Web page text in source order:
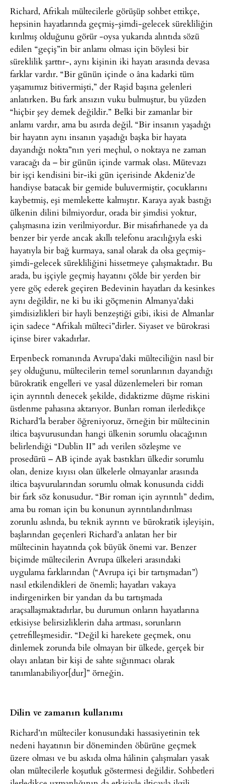
Richard, Afrikalı mültecilerle görüşüp sohbet ettikçe,
hepsinin hayatlarında geçmiş-şimdi-gelecek sürekliliğin
kırılmış olduğunu görür -oysa yukarıda alıntıda sözü
edilen “geçiş”in bir anlamı olması için böylesi bir
süreklilik şarttır-, aynı kişinin iki hayatı arasında devasa
farklar vardır. “Bir günün içinde o âna kadarki tüm
yaşamımız bitivermişti,” der Raşid başına gelenleri
anlatırken. Bu fark ansızın vuku bulmuştur, bu yüzden
“hiçbir şey demek değildir.” Belki bir zamanlar bir
anlamı vardır, ama bu asırda değil. “Bir insanın yaşadığı
bir hayatın aynı insanın yaşadığı başka bir hayata
dayandığı nokta”nın yeri meçhul, o noktaya ne zaman
varacağı da – bir günün içinde varmak olası. Mütevazı
bir işçi kendisini bir-iki gün içerisinde Akdeniz’de
handiyse batacak bir gemide buluvermiştir, çocuklarını
kaybetmiş, eşi memlekette kalmıştır. Karaya ayak bastığı
ülkenin dilini bilmiyordur, orada bir şimdisi yoktur,
çalışmasına izin verilmiyordur. Bir misafirhanede ya da
benzer bir yerde ancak akıllı telefonu aracılığıyla eski
hayatıyla bir bağ kurmaya, sanal olarak da olsa geçmiş-
şimdi-gelecek sürekliliğini hissetmeye çalışmaktadır. Bu
arada, bu işçiyle geçmiş hayatını çölde bir yerden bir
yere göç ederek geçiren Bedevinin hayatları da kesinkes
aynı değildir, ne ki bu iki göçmenin Almanya’daki
şimdisizlikleri bir hayli benzeştiği gibi, ikisi de Almanlar
için sadece “Afrikalı mülteci”dirler. Siyaset ve bürokrasi
içinse birer vakadırlar.
Erpenbeck romanında Avrupa’daki mülteciliğin nasıl bir
şey olduğunu, mültecilerin temel sorunlarının dayandığı
bürokratik engelleri ve yasal düzenlemeleri bir roman
için ayrıntılı denecek şekilde, didaktizme düşme riskini
üstlenme pahasına aktarıyor. Bunları roman ilerledikçe
Richard’la beraber öğreniyoruz, örneğin bir mültecinin
iltica başvurusundan hangi ülkenin sorumlu olacağının
belirlendiği “Dublin II” adı verilen sözleşme ve
prosedürü – AB içinde ayak bastıkları ülkedir sorumlu
olan, denize kıyısı olan ülkelerle olmayanlar arasında
iltica başvurularından sorumlu olmak konusunda ciddi
bir fark söz konusudur. “Bir roman için ayrıntılı” dedim,
ama bu roman için bu konunun ayrıntılandırılması
zorunlu aslında, bu teknik ayrıntı ve bürokratik işleyişin,
başlarından geçenleri Richard’a anlatan her bir
mültecinin hayatında çok büyük önemi var. Benzer
biçimde mültecilerin Avrupa ülkeleri arasındaki
uygulama farklarından (“Avrupa içi bir tartışmadan”)
nasıl etkilendikleri de önemli; hayatları vakaya
indirgenirken bir yandan da bu tartışmada
araçsallaşmaktadırlar, bu durumun onların hayatlarına
etkisiyse belirsizliklerin daha artması, sorunların
çetrefilleşmesidir. “Değil ki harekete geçmek, onu
dinlemek zorunda bile olmayan bir ülkede, gerçek bir
olayı anlatan bir kişi de sahte sığınmacı olarak
tanımlanabiliyor[dur]” örneğin.
Dilin ve zamanın kullanımı
Richard’ın mülteciler konusundaki hassasiyetinin tek
nedeni hayatının bir döneminden öbürüne geçmek
üzere olması ve bu askıda olma hâlinin çalışmaları yasak
olan mültecilerle koşutluk göstermesi değildir. Sohbetleri